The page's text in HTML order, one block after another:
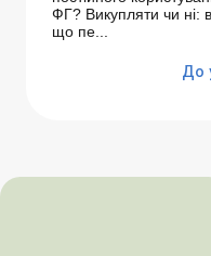
ФГ? Викупляти чи ні:
що пе...
До